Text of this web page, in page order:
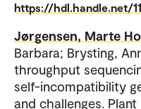
https://hdl.handle.net/
Jørgensen, Marte
Barbara; Brysting,
throughput
self-incompatibility
and challenges.